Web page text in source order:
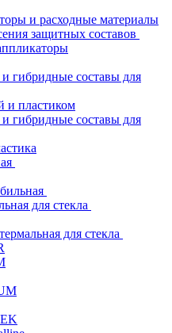
и расходные материалы
защитных составов
гибридные составы для
и пластиком
гибридные составы для
для стекла
для стекла